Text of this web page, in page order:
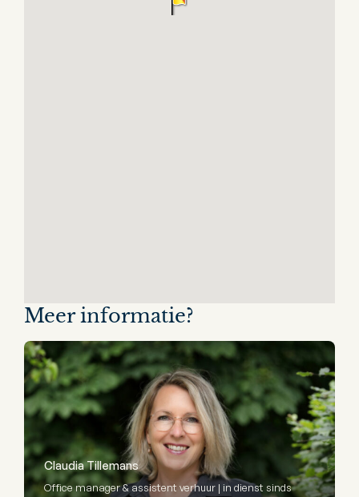
Meer informatie?
Claudia Tillemans
Office manager & assistent verhuur | in dienst sinds